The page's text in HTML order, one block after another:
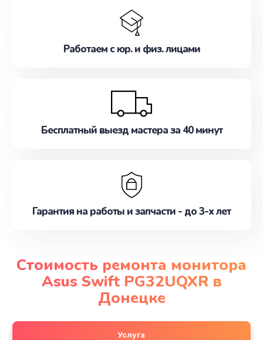
Работаем с юр. и физ. лицами
Бесплатный выезд мастера за 40 минут
Гарантия на работы и запчасти - до 3-х лет
Стоимость ремонта монитора
Asus Swift PG32UQXR в
Донецке
Услуга